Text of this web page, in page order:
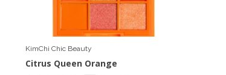
KimChi Chic Beauty
Citrus Queen Orange